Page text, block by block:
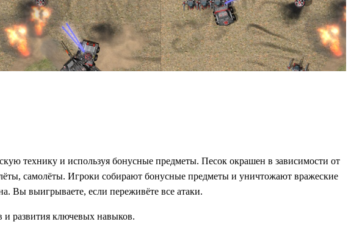
технику и используя бонусные предметы. Песок окрашен в зависимости от
самолёты. Игроки собирают бонусные предметы и уничтожают вражеские
Вы выигрываете, если переживёте все атаки.
развития ключевых навыков.